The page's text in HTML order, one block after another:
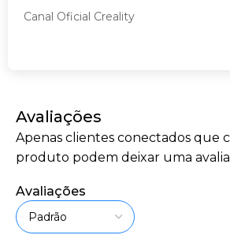
Canal Oficial Creality
Avaliações
Avaliações
Apenas clientes conectados que
produto podem deixar uma